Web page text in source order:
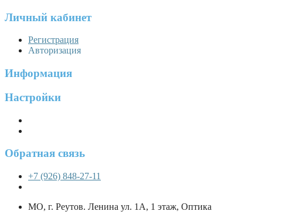
Личный кабинет
Регистрация
Авторизация
Информация
Настройки
Обратная связь
+7 (926) 848-27-11
МО, г. Реутов. Ленина ул. 1А, 1 этаж, Оптика